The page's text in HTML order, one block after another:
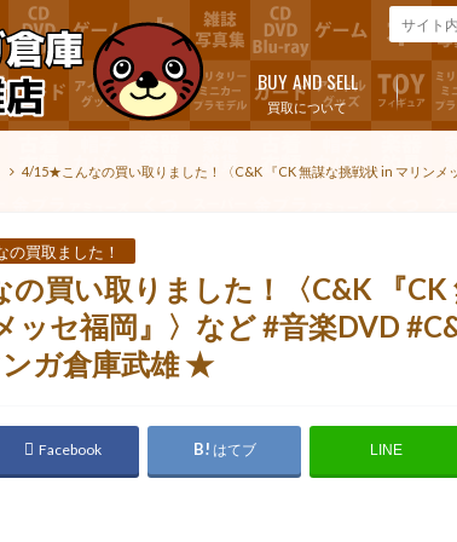
買取について
BUY AND SELL
4/15★こんなの買い取りました！〈C&K 『CK 無謀な挑戦状 in マリンメ
の買取ました！
買い取りました！〈C&K 『CK
ッセ福岡』〉など #音楽DVD
ガ倉庫武雄 ★
Facebook はてブ LINE